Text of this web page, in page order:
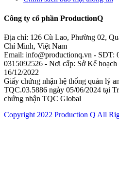
Công ty cổ phần ProductionQ
Địa chỉ: 126 Cù Lao, Phường 02,
Chí Minh, Việt Nam
Email: info@productionq.vn - SDT:
0315092526 - Nơi cấp: Sở Kế
16/12/2022
Giấy chứng nhận hệ thống quản lý
TQC.03.5886 ngày 05/06/2024 tại
chứng nhận TQC Global
Copyright 2022 Production Q All